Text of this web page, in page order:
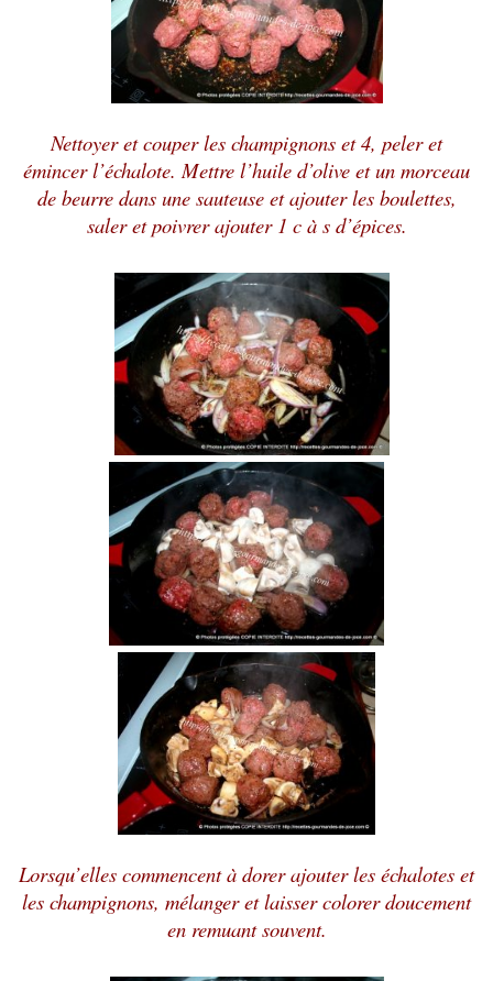
Nettoyer et couper les champignons et 4, peler et
émincer l’échalote. Mettre l’huile d’olive et un morceau
de beurre dans une sauteuse et ajouter les boulettes,
saler et poivrer ajouter 1 c à s d’épices.
Lorsqu’elles commencent à dorer ajouter les échalotes et
les champignons, mélanger et laisser colorer doucement
en remuant souvent.